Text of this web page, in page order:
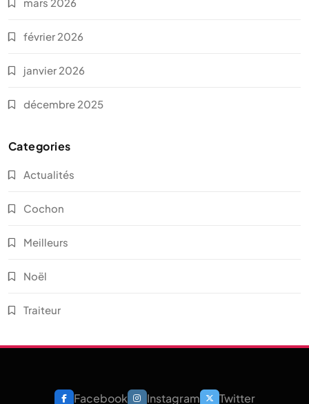
février 2026
janvier 2026
décembre 2025
Categories
Actualités
Cochon
Meilleurs
Noël
Traiteur
Facebook Instagram Twitter